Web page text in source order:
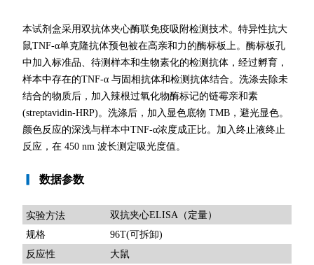
本试剂盒采用双抗体夹心酶联免疫吸附检测技术。特异性抗大
鼠TNF-α单克隆抗体预包被在高亲和力的酶标板上。酶标板孔
中加入标准品、待测样本和生物素化的检测抗体，经过孵育，
样本中存在的TNF-α 与固相抗体和检测抗体结合。洗涤去除未
结合的物质后，加入辣根过氧化物酶标记的链霉亲和素
(streptavidin-HRP)。洗涤后，加入显色底物 TMB，避光显色。
颜色反应的深浅与样本中TNF-α浓度成正比。加入终止液终止
反应，在 450 nm 波长测定吸光度值。
数据参数
实验方法
双抗夹心ELISA（定量）
规格
96T(可拆卸)
反应性
大鼠